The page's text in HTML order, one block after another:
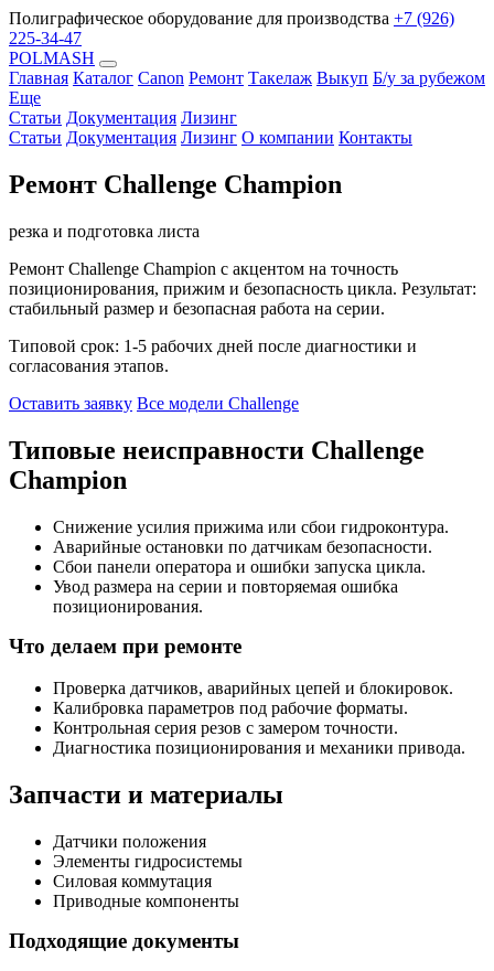
Полиграфическое оборудование для производства +7 (926)
225-34-47
POLMASH
Главная Каталог Canon Ремонт Такелаж Выкуп Б/у за рубежом
Еще
Статьи Документация Лизинг
Статьи Документация Лизинг О компании Контакты
Ремонт Challenge Champion
резка и подготовка листа
Ремонт Challenge Champion с акцентом на точность
позиционирования, прижим и безопасность цикла. Результат:
стабильный размер и безопасная работа на серии.
Типовой срок: 1-5 рабочих дней после диагностики и
согласования этапов.
Оставить заявку Все модели Challenge
Типовые неисправности Challenge
Champion
Снижение усилия прижима или сбои гидроконтура.
Аварийные остановки по датчикам безопасности.
Сбои панели оператора и ошибки запуска цикла.
Увод размера на серии и повторяемая ошибка
позиционирования.
Что делаем при ремонте
Проверка датчиков, аварийных цепей и блокировок.
Калибровка параметров под рабочие форматы.
Контрольная серия резов с замером точности.
Диагностика позиционирования и механики привода.
Запчасти и материалы
Датчики положения
Элементы гидросистемы
Силовая коммутация
Приводные компоненты
Подходящие документы